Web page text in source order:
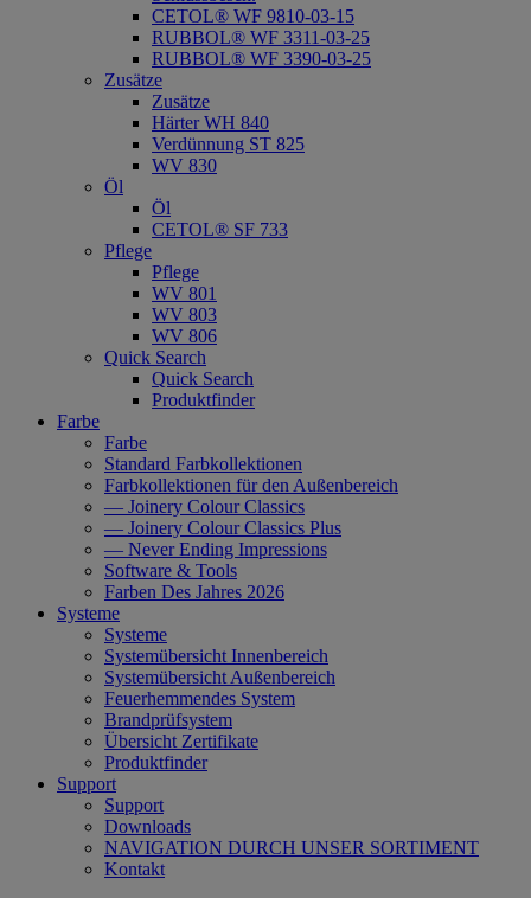
CETOL® WF 9810-03-15
RUBBOL® WF 3311-03-25
RUBBOL® WF 3390-03-25
Zusätze
Zusätze
Härter WH 840
Verdünnung ST 825
WV 830
Öl
Öl
CETOL® SF 733
Pflege
Pflege
WV 801
WV 803
WV 806
Quick Search
Quick Search
Produktfinder
Farbe
Farbe
Standard Farbkollektionen
Farbkollektionen für den Außenbereich
— Joinery Colour Classics
— Joinery Colour Classics Plus
— Never Ending Impressions
Software & Tools
Farben Des Jahres 2026
Systeme
Systeme
Systemübersicht Innenbereich
Systemübersicht Außenbereich
Feuerhemmendes System
Brandprüfsystem
Übersicht Zertifikate
Produktfinder
Support
Support
Downloads
NAVIGATION DURCH UNSER SORTIMENT
Kontakt